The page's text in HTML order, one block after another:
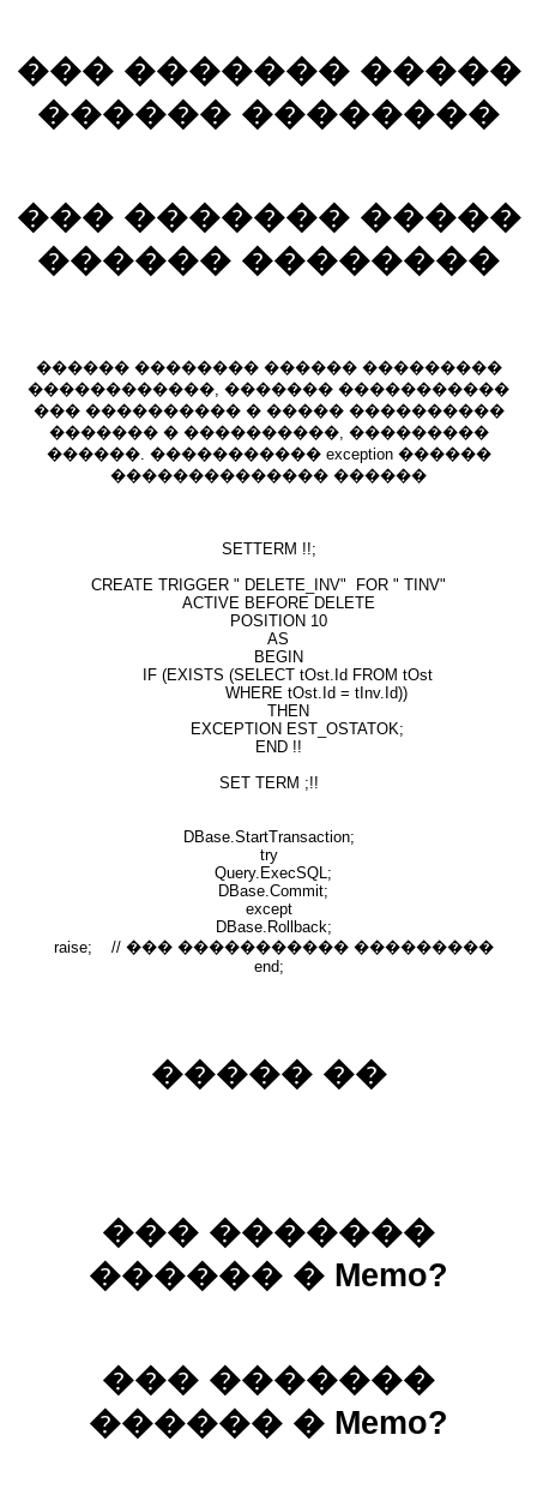
��� ������� �����
������ ��������
��� ������� �����
������ ��������
������ �������� ������ ���������
������������, ������� �����������
��� ���������� � ����� ����������
������� � ����������, ���������
������. ����������� exception ������
�������������� ������
SETTERM !!;
CREATE TRIGGER " DELETE_INV" FOR " TINV"
ACTIVE BEFORE DELETE
POSITION 10
AS
BEGIN
IF (EXISTS (SELECT tOst.Id FROM tOst
WHERE tOst.Id = tInv.Id))
THEN
EXCEPTION EST_OSTATOK;
END !!
SET TERM ;!!
DBase.StartTransaction;
try
Query.ExecSQL;
DBase.Commit;
except
DBase.Rollback;
raise; // ��� ����������� ���������
end;
����� ��
��� �������
������ � Memo?
��� �������
������ � Memo?